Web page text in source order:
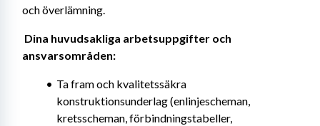
och överlämning.
Dina huvudsakliga arbetsuppgifter och
ansvarsområden:
Ta fram och kvalitetssäkra
konstruktionsunderlag (enlinjescheman,
kretsscheman, förbindningstabeller,